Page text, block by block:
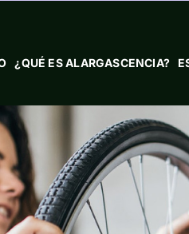
¿QUÉ ES ALARGASCENCIA?